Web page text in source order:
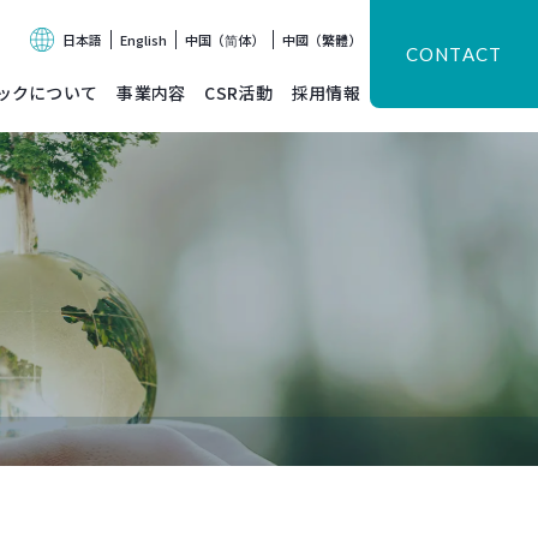
日本語 English 中国（简体） 中國（繁體）
クについて 事業内容 CSR活動 採用情報
CONTACT